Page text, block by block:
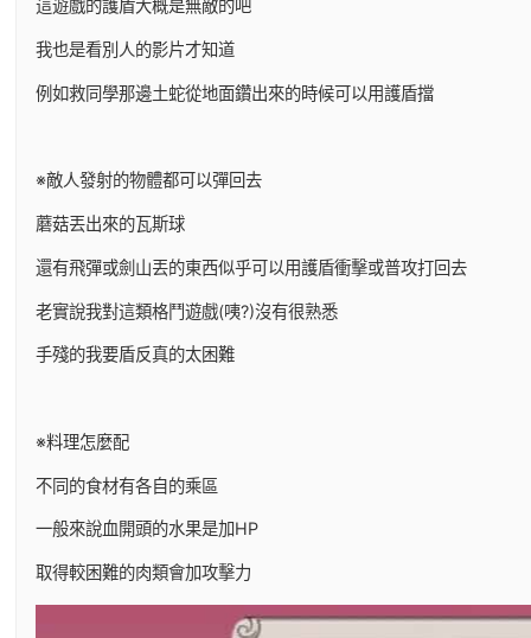
這遊戲的護盾大概是無敵的吧
我也是看別人的影片才知道
例如救同學那邊土蛇從地面鑽出來的時候可以用護盾擋
※敵人發射的物體都可以彈回去
蘑菇丟出來的瓦斯球
還有飛彈或劍山丟的東西似乎可以用護盾衝擊或普攻打回去
老實說我對這類格鬥遊戲(咦?)沒有很熟悉
手殘的我要盾反真的太困難
※料理怎麼配
不同的食材有各自的乘區
一般來說血開頭的水果是加HP
取得較困難的肉類會加攻擊力